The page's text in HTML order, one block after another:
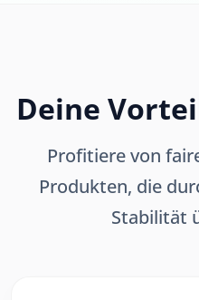
Deine
Profitiere von
Produkten, die
Stabilität